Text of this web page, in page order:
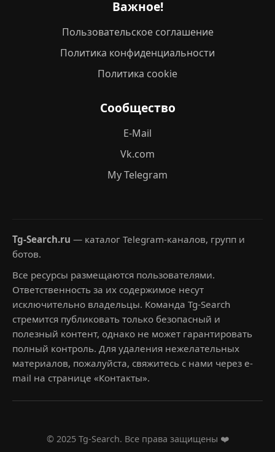
Важное!
Пользовательское соглашение
Политика конфиденциальности
Политика cookie
Сообщество
E-Mail
Vk.com
My Telegram
Tg-Search.ru — каталог Telegram-каналов, групп и
ботов.
Все ресурсы размещаются пользователями.
Ответственность за их содержимое несут
исключительно владельцы. Команда Tg-Search
стремится публиковать только безопасный и
полезный контент, однако не может гарантировать
полный контроль. Для удаления нежелательных
материалов, пожалуйста, свяжитесь с нами через e-
mail на странице «Контакты».
© 2025 Tg-Search. Все права защищены ❤️